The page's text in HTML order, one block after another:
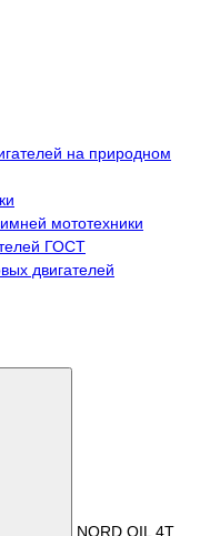
на природном
мототехники
ГОСТ
двигателей
NORD OIL 4Т